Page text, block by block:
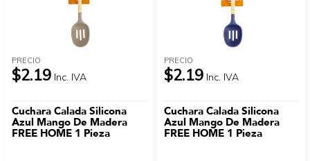
PRECIO
$2.19 Inc. IVA
Cuchara Calada Silicona
Azul Mango De Madera
FREE HOME 1 Pieza
PRECIO
$2.19 Inc. IVA
Cuchara Calada Silicona
Azul Mango De Madera
FREE HOME 1 Pieza